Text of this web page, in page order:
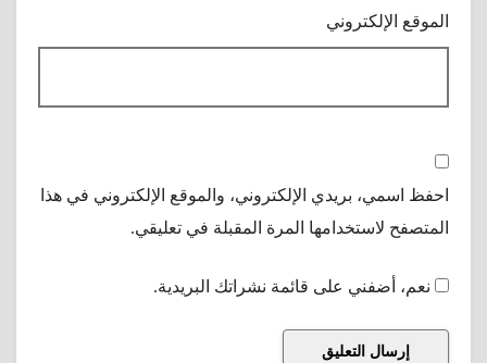
الموقع الإلكتروني
احفظ اسمي، بريدي الإلكتروني، والموقع الإلكتروني في هذا
المتصفح لاستخدامها المرة المقبلة في تعليقي.
نعم، أضفني على قائمة نشراتك البريدية.